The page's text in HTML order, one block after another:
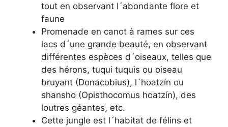
tout en observant l´abondante flore et
faune
Promenade en canot à rames sur ces
lacs d´une grande beauté, en observant
différentes espèces d´oiseaux, telles que
des hérons, tuqui tuquis ou oiseau
bruyant (Donacobius), l´hoatzín ou
shansho (Opisthocomus hoatzín), des
loutres géantes, etc.
Cette jungle est l´habitat de félins et